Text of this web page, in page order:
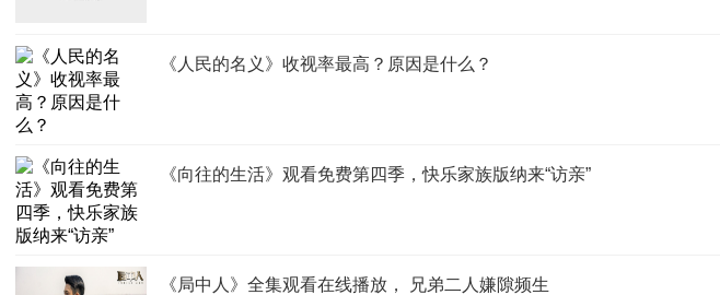
《人民的名义》收视率最高？原因是什么？
《向往的生活》观看免费第四季，快乐家族版纳来“访亲”
《局中人》全集观看在线播放， 兄弟二人嫌隙频生